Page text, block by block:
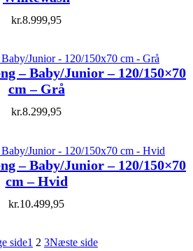
kr.8.999,95
– Baby/Junior – 120/150×70
cm – Grå
kr.8.299,95
– Baby/Junior – 120/150×70
cm – Hvid
kr.10.499,95
side1 2 3Næste side